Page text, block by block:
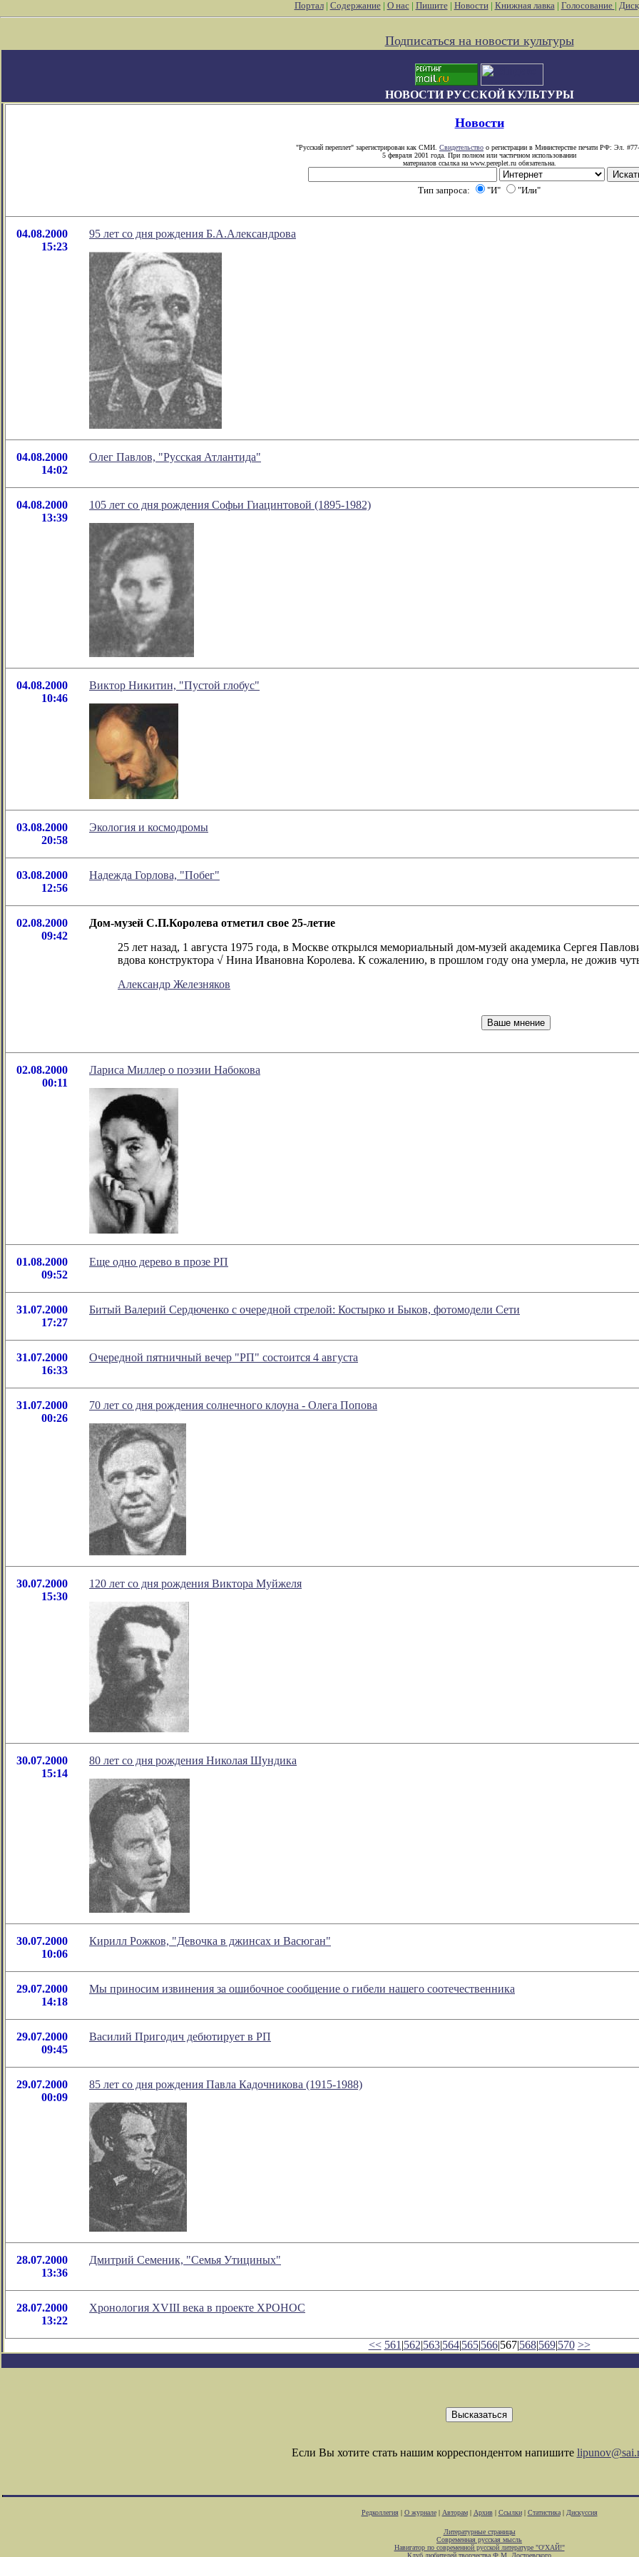
Портал| Содержание| О нас| Пишите| Новости| Книжная лавка| Голосование |
Подписаться на новости культуры
НОВОСТИ РУССКОЙ КУЛЬТУРЫ
Новости
"Русский переплет" зарегистрирован как СМИ. Свидетельство о регистрации в Министерстве печати РФ: Эл.
5 февраля 2001 года. При полном или частичном использовании
материалов ссылка на www.pereplet.ru обязательна.
Тип запроса: "И" "Или"
04.08.2000
15:23
95 лет со дня рождения Б.А.Александрова
04.08.2000
14:02
Олег Павлов, "Русская Атлантида"
04.08.2000
13:39
105 лет со дня рождения Софьи Гиацинтовой (1895-1982)
04.08.2000
10:46
Виктор Никитин, "Пустой глобус"
03.08.2000
20:58
Экология и космодромы
03.08.2000
12:56
Надежда Горлова, "Побег"
02.08.2000
09:42
Дом-музей С.П.Королева отметил свое 25-летие
25 лет назад, 1 августа 1975 года, в Москве открылся мемориальный дом-музей академика Сергея
вдова конструктора √ Нина Ивановна Королева. К сожалению, в прошлом году она умерла, не дожив
Александр Железняков
02.08.2000
00:11
Лариса Миллер о поэзии Набокова
01.08.2000
09:52
Еще одно дерево в прозе РП
31.07.2000
17:27
Битый Валерий Сердюченко с очередной стрелой: Костырко и Быков, фотомодели Сети
31.07.2000
16:33
Очередной пятничный вечер "РП" состоится 4 августа
31.07.2000
00:26
70 лет со дня рождения солнечного клоуна - Олега Попова
30.07.2000
15:30
120 лет со дня рождения Виктора Муйжеля
30.07.2000
15:14
80 лет со дня рождения Николая Шундика
30.07.2000
10:06
Кирилл Рожков, "Девочка в джинсах и Васюган"
29.07.2000
14:18
Мы приносим извинения за ошибочное сообщение о гибели нашего соотечественника
29.07.2000
09:45
Василий Пригодич дебютирует в РП
29.07.2000
00:09
85 лет со дня рождения Павла Кадочникова (1915-1988)
28.07.2000
13:36
Дмитрий Семеник, "Семья Утициных"
28.07.2000
13:22
Хронология XVIII века в проекте ХРОНОС
<< 561 |562|563|564|565|566|567|568|569|570 >>
Если Вы хотите стать нашим корреспондентом напишите
Редколлегия| О журнале| Авторам| Архив| Ссылки| Статистика| Дискуссия
Литературные страницы
Современная русская мысль
Навигатор по современной русской литературе "О'ХАЙ!"
Клуб любителей творчества Ф.М. Достоевского